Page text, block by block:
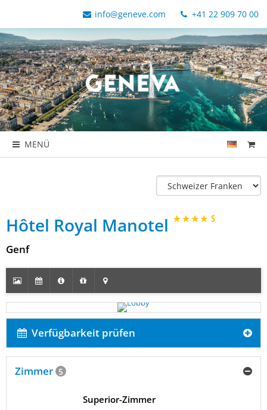
info@geneve.com +41 22 909 70 00
MENÜ
Hôtel Royal Manotel
Genf
Verfügbarkeit prüfen
Zimmer 5
Superior-Zimmer